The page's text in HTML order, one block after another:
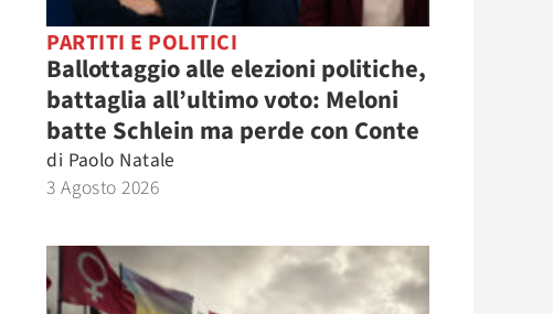
PARTITI E POLITICI
Ballottaggio alle elezioni politiche,
battaglia all’ultimo voto: Meloni
batte Schlein ma perde con Conte
di Paolo Natale
3 Agosto 2026